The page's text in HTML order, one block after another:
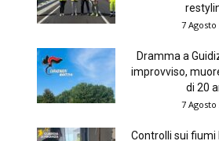
7 Agosto
Dramma a
improvviso,
di 20
7 Agosto
Controlli sui fiumi